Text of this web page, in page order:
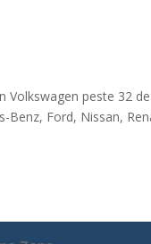
Volkswagen peste 32
Ford, Nissan,